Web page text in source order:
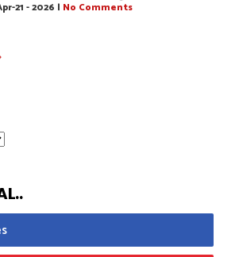
21 - 2026 | No Comments